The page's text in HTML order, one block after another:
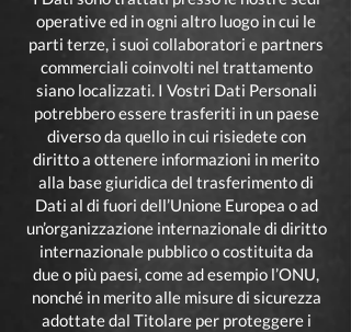
operative ed in ogni altro luogo in cui le
parti terze, i suoi collaboratori e partners
commerciali coinvolti nel trattamento
siano localizzati. I Vostri Dati Personali
potrebbero essere trasferiti in un paese
diverso da quello in cui risiedete con
diritto a ottenere informazioni in merito
alla base giuridica del trasferimento di
Dati al di fuori dell’Unione Europea o ad
un’organizzazione internazionale di diritto
internazionale pubblico o costituita da
due o più paesi, come ad esempio l’ONU,
nonché in merito alle misure di sicurezza
adottate dal Titolare per proteggere i